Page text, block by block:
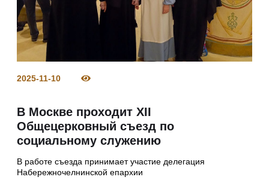
2025-11-10
В Москве проходит XII
Общецерковный съезд по
социальному служению
В работе съезда принимает участие делегация
Набережночелнинской епархии